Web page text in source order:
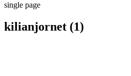
single page
kilianjornet (1)